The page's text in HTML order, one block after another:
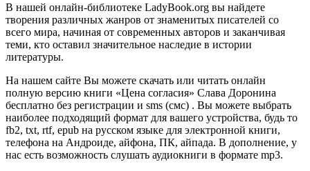
В нашей онлайн-библиотеке LadyBook.org вы найдете
творения различных жанров от знаменитых писателей со
всего мира, начиная от современных авторов и заканчивая
теми, кто оставил значительное наследие в истории
литературы.
На нашем сайте Вы можете скачать или читать онлайн
полную версию книги «Цена согласия» Слава Доронина
бесплатно без регистрации и sms (смс) . Вы можете выбрать
наиболее подходящий формат для вашего устройства, будь то
fb2, txt, rtf, epub на русском языке для электронной книги,
телефона на Андроиде, айфона, ПК, айпада. В дополнение, у
нас есть возможность слушать аудиокниги в формате mp3.